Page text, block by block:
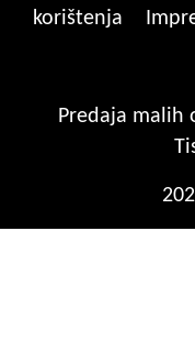
korištenja
Predaja malih